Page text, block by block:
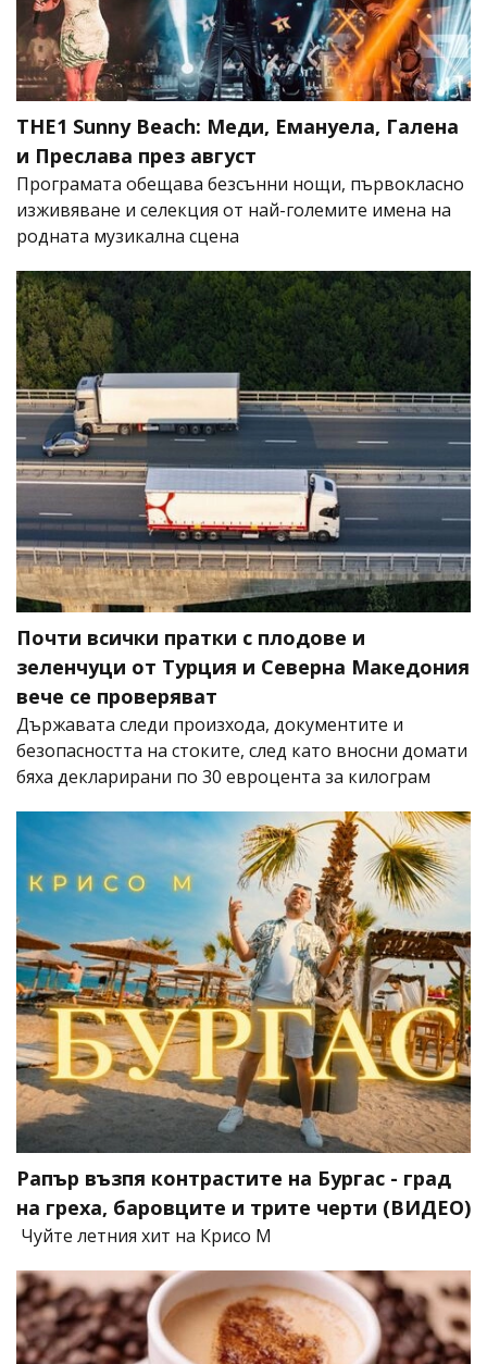
THE1 Sunny Beach: Меди, Емануела, Галена
и Преслава през август
Програмата обещава безсънни нощи, първокласно
изживяване и селекция от най-големите имена на
родната музикална сцена
Почти всички пратки с плодове и
зеленчуци от Турция и Северна Македония
вече се проверяват
Държавата следи произхода, документите и
безопасността на стоките, след като вносни домати
бяха декларирани по 30 евроцента за килограм
Рапър възпя контрастите на Бургас - град
на греха, баровците и трите черти (ВИДЕО)
Чуйте летния хит на Крисо М